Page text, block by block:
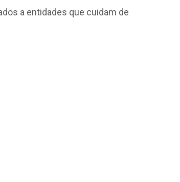
a entidades que cuidam de